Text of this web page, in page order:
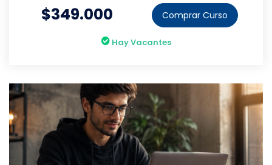
$349.000 Comprar Curso
Hay Vacantes